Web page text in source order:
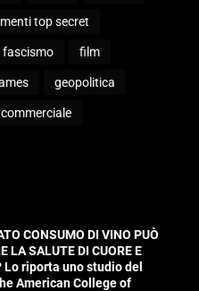
top secret
fascismo film
geopolitica
CONSUMO DI VINO PUÒ
LA SALUTE DI CUORE E
Lo riporta uno studio del
American College of